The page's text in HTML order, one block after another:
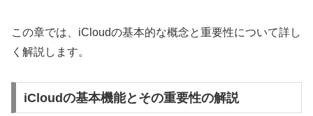
この章では、iCloudの基本的な概念と重要性について詳し
く解説します。
iCloudの基本機能とその重要性の解説